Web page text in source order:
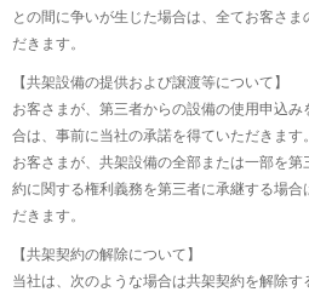
との間に争いが生じた場合は、全てお客さ
だきます。
【共架設備の提供および譲渡等について】
お客さまが、第三者からの設備の使用申込
合は、事前に当社の承諾を得ていただきます。
お客さまが、共架設備の全部または一部を
約に関する権利義務を第三者に承継する場
だきます。
【共架契約の解除について】
当社は、次のような場合は共架契約を解除